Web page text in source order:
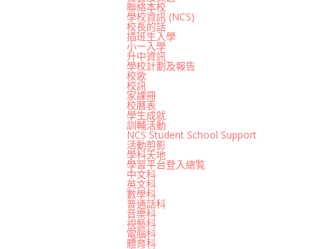
聯絡本校
學校資訊 (NCS)
校長的話
插班生入學
小一入學
升中資訊
學校計劃及報告
校歌
校訊
家課冊
校曆表
學生成就
訓輔活動
NCS Student School Support
活動剪影
學科天地
學習平台登入總覧
中文科
英文科
數學科
普通話科
音樂科
視藝科
電腦科
體育科